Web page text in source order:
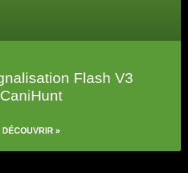
Flash V3
CaniHunt
DÉCOUVRIR »